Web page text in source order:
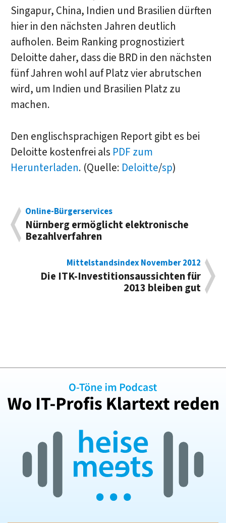
Singapur, China, Indien und Brasilien dürften
hier in den nächsten Jahren deutlich
aufholen. Beim Ranking prognostiziert
Deloitte daher, dass die BRD in den nächsten
fünf Jahren wohl auf Platz vier abrutschen
wird, um Indien und Brasilien Platz zu
machen.
Den englischsprachigen Report gibt es bei
Deloitte kostenfrei als PDF zum
Herunterladen. (Quelle: Deloitte/sp)
Online-Bürgerservices
Nürnberg ermöglicht elektronische
Bezahlverfahren
Mittelstandsindex November 2012
Die ITK-Investitionsaussichten für
2013 bleiben gut